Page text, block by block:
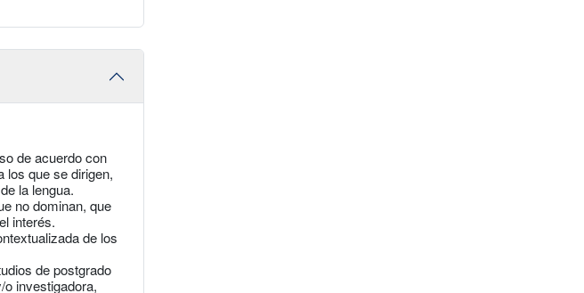
de acuerdo con
los que se dirigen,
la lengua.
no dominan, que
interés.
de los
de postgrado
investigadora,